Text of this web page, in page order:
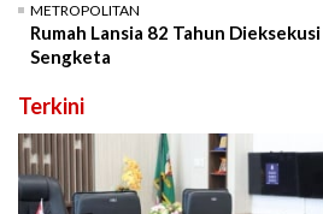
METROPOLITAN
Rumah Lansia 82 Tahun
Sengketa
Terkini